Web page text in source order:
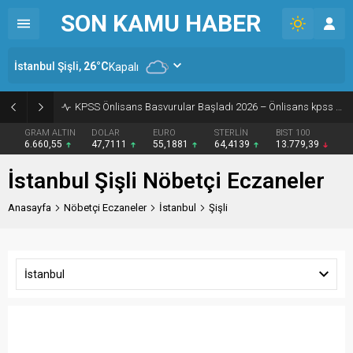
KPSS Önlisans Basvurular Başladı 2026 – Önlisans kpss başvuru ücreti
GRAM ALTIN
6.660,55
DOLAR
47,7111
EURO
55,1881
STERLİN
64,4139
BIST 100
13.779,39
SON KAMU HABER
İstanbul Şişli, 26°CKapalı
İstanbul Şişli Nöbetçi Eczaneler
Anasayfa Nöbetçi Eczaneler İstanbul Şişli
İstanbul